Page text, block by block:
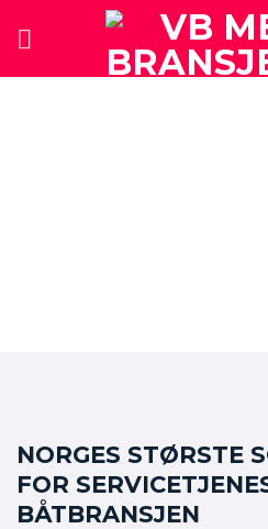
NORGES STØRSTE
FOR
BÅTBRANSJEN